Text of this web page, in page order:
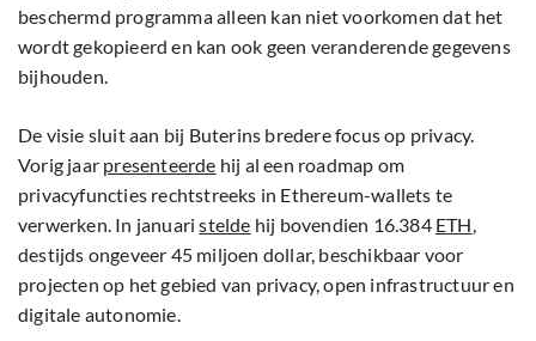
beschermd programma alleen kan niet voorkomen dat het
wordt gekopieerd en kan ook geen veranderende gegevens
bijhouden.
De visie sluit aan bij Buterins bredere focus op privacy.
Vorig jaar presenteerde hij al een roadmap om
privacyfuncties rechtstreeks in Ethereum-wallets te
verwerken. In januaristelde hij bovendien 16.384 ETH,
destijds ongeveer 45 miljoen dollar, beschikbaar voor
projecten op het gebied van privacy, open infrastructuur en
digitale autonomie.